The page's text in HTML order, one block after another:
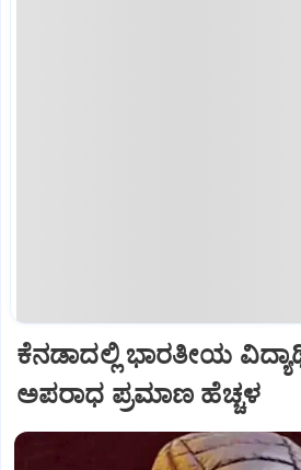
ಕೆನಡಾದಲ್ಲಿ ಭಾರತೀಯ
ಅಪರಾಧ ಪ್ರಮಾಣ ಹೆಚ್ಚಳ